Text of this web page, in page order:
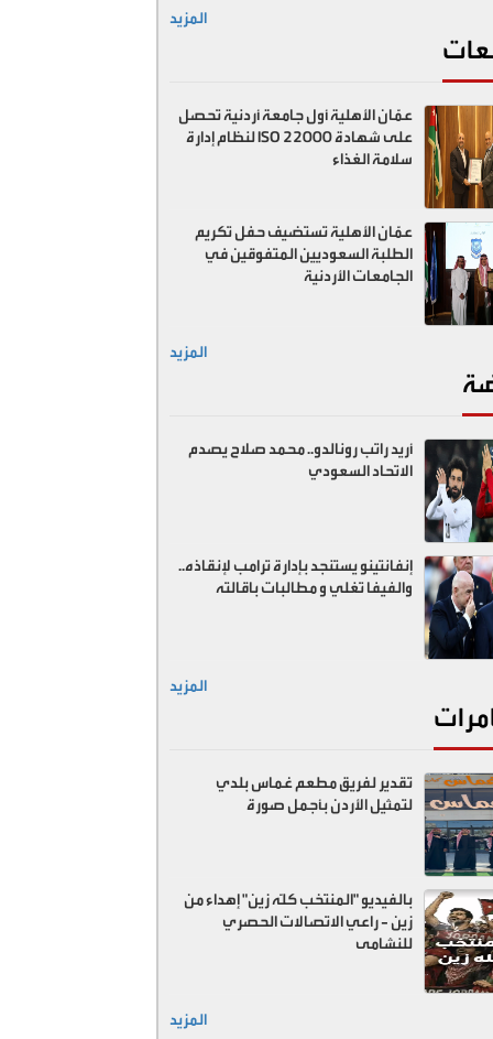
المزيد
عمّان الأهلية أول جامعة أردنية تحصل
على شهادة ISO 22000 لنظام إدارة
سلامة الغذاء
عمّان الأهلية تستضيف حفل تكريم
الطلبة السعوديين المتفوقين في
الجامعات الأردنية
المزيد
أريد راتب رونالدو.. محمد صلاح يصدم
الاتحاد السعودي
إنفانتينو يستنجد بإدارة ترامب لإنقاذه..
والفيفا تغلي و مطالبات باقالته
المزيد
تقدير لفريق مطعم غماس بلدي
لتمثيل الأردن بأجمل صورة
بالفيديو "المنتخب كلّه زين" إهداء من
زين - راعي الاتصالات الحصري
للنشامى
المزيد